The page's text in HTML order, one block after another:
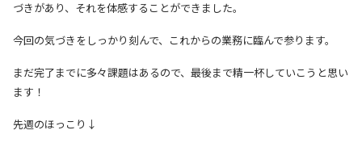
づきがあり、それを体感することができました。
今回の気づきをしっかり刻んで、これからの業務に臨んで参ります。
まだ完了までに多々課題はあるので、最後まで精一杯していこうと思い
ます！
先週のほっこり↓